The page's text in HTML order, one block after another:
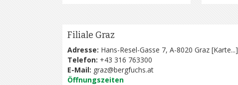
Filiale Graz
Adresse: Hans-Resel-Gasse 7, A-8020 Graz [Karte...]
Telefon: +43 316 763300
E-Mail: graz@bergfuchs.at
Öffnungszeiten